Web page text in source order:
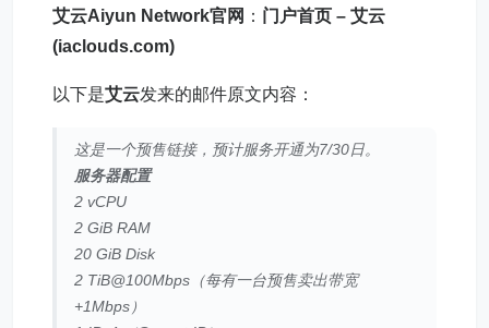
艾云Aiyun Network官网 ： 门户首页 – 艾云
(iaclouds.com)
以下是艾云发来的邮件原文内容：
这是一个预售链接，预计服务开通为7/30日。
服务器配置
2 vCPU
2 GiB RAM
20 GiB Disk
2 TiB@100Mbps（每有一台预售卖出带宽
+1Mbps）